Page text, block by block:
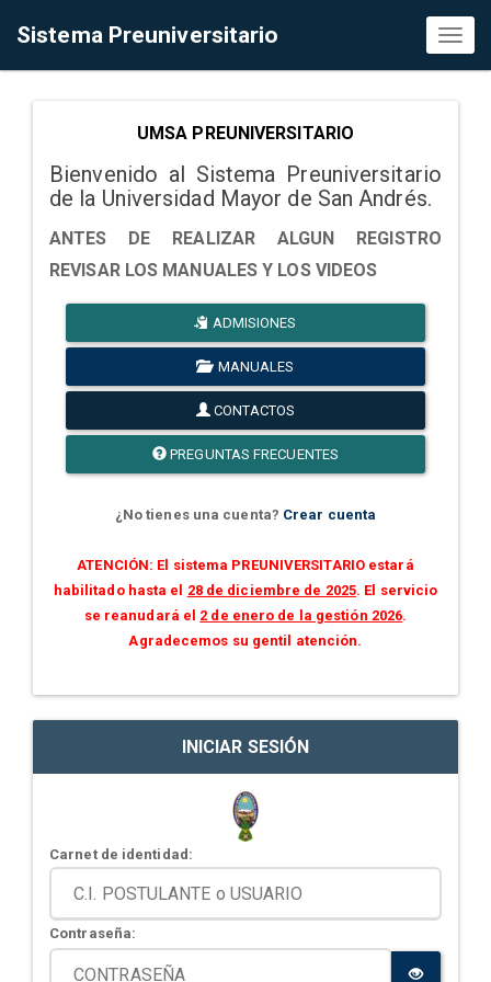
Sistema Preuniversitario
UMSA PREUNIVERSITARIO
Bienvenido al Sistema Preuniversitario
de la Universidad Mayor de San Andrés.
ANTES DE REALIZAR ALGUN REGISTRO
REVISAR LOS MANUALES Y LOS VIDEOS
ADMISIONES
MANUALES
CONTACTOS
PREGUNTAS FRECUENTES
¿No tienes una cuenta? Crear cuenta
ATENCIÓN: El sistema PREUNIVERSITARIO estará
habilitado hasta el 28 de diciembre de 2025. El servicio
se reanudará el 2 de enero de la gestión 2026.
Agradecemos su gentil atención.
INICIAR SESIÓN
Carnet de identidad:
Contraseña: